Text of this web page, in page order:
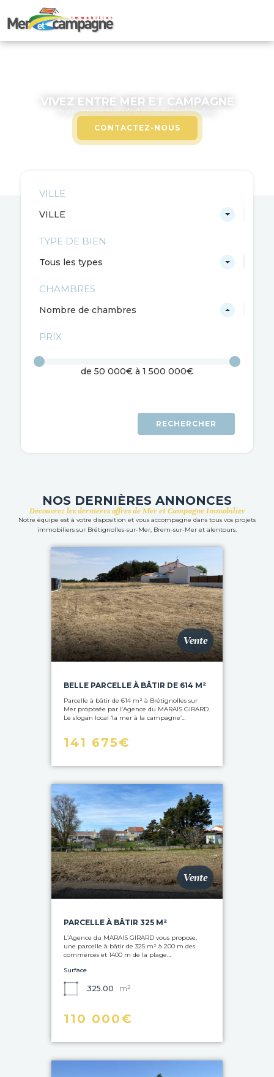
VIVEZ ENTRE MER ET CAMPAGNE
Trouvez votre bien idéal sur le littoral vendéen
CONTACTEZ-NOUS
VILLE
VILLE
TYPE DE BIEN
Tous les types
CHAMBRES
Nombre de chambres
PRIX
de 50 000€ à 1 500 000€
RECHERCHER
NOS DERNIÈRES ANNONCES
Découvrez les dernières offres de Mer et Campagne Immobilier
Notre équipe est à votre disposition et vous accompagne dans tous vos projets
immobiliers sur Brétignolles-sur-Mer, Brem-sur-Mer et alentours.
Vente
BELLE PARCELLE À BÂTIR DE 614 M²
Parcelle à bâtir de 614 m² à Brétignolles sur
Mer proposée par l’Agence du MARAIS GIRARD.
Le slogan local ‘la mer à la campagne’…
141 675€
Vente
PARCELLE À BÂTIR 325 M²
L’Agence du MARAIS GIRARD vous propose,
une parcelle à bâtir de 325 m² à 200 m des
commerces et 1400 m de la plage…
Surface
325.00 m²
110 000€